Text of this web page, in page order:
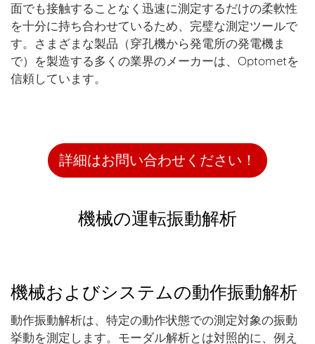
面でも接触することなく迅速に測定するだけの柔軟性
を十分に持ち合わせているため、完璧な測定ツールで
す。さまざまな製品（穿孔機から発電所の発電機ま
で）を製造する多くの業界のメーカーは、Optometを
信頼しています。
詳細はお問い合わせください！
機械の運転振動解析
機械およびシステムの動作振動解析
動作振動解析は、特定の動作状態での測定対象の振動
挙動を測定します。モーダル解析とは対照的に、例え